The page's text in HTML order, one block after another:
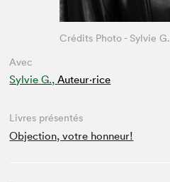
Avec
Sylvie G., Auteur·rice
Crédits Photo - Sylvie G.
Livres présentés
Objection, votre honneur!